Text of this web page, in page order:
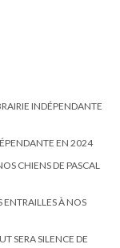
INDÉPENDANTE
EN 2024
CHIENS DE PASCAL
ENTRAILLES À NOS
SERA SILENCE DE